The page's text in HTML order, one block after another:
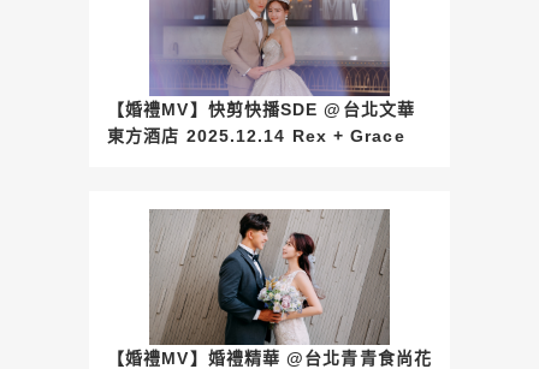
【婚禮MV】快剪快播SDE @台北文華
東方酒店 2025.12.14 Rex + Grace
【婚禮MV】婚禮精華 @台北青青食尚花